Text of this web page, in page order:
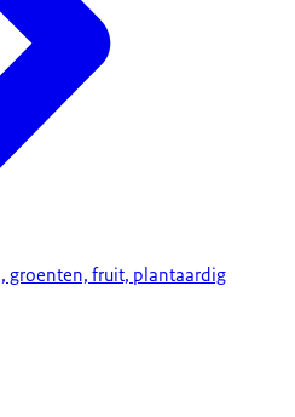
groenten, fruit, plantaardig